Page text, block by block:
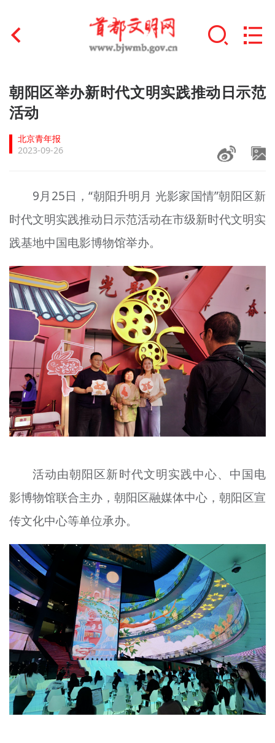
首页
文明创建
文明实践
未成年人思想道德建设
榜样人物
+
文明评论
北京宣传文化引导基金
宣传思想文化人才
专题
资料库
朝阳区举办新时代文明实践推动日示范
活动
北京青年报
2023-09-26
9月25日，“朝阳升明月 光影家国情”朝阳区新
时代文明实践推动日示范活动在市级新时代文明实
践基地中国电影博物馆举办。
活动由朝阳区新时代文明实践中心、中国电
影博物馆联合主办，朝阳区融媒体中心，朝阳区宣
传文化中心等单位承办。